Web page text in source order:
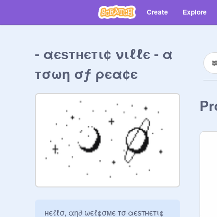
Create Explore
- αєѕтнєтι¢ νιℓℓє - α
тσωη σƒ ρєα¢є
нєℓℓσ, αη∂ ωєℓ¢σмє тσ αєѕтнєтι¢